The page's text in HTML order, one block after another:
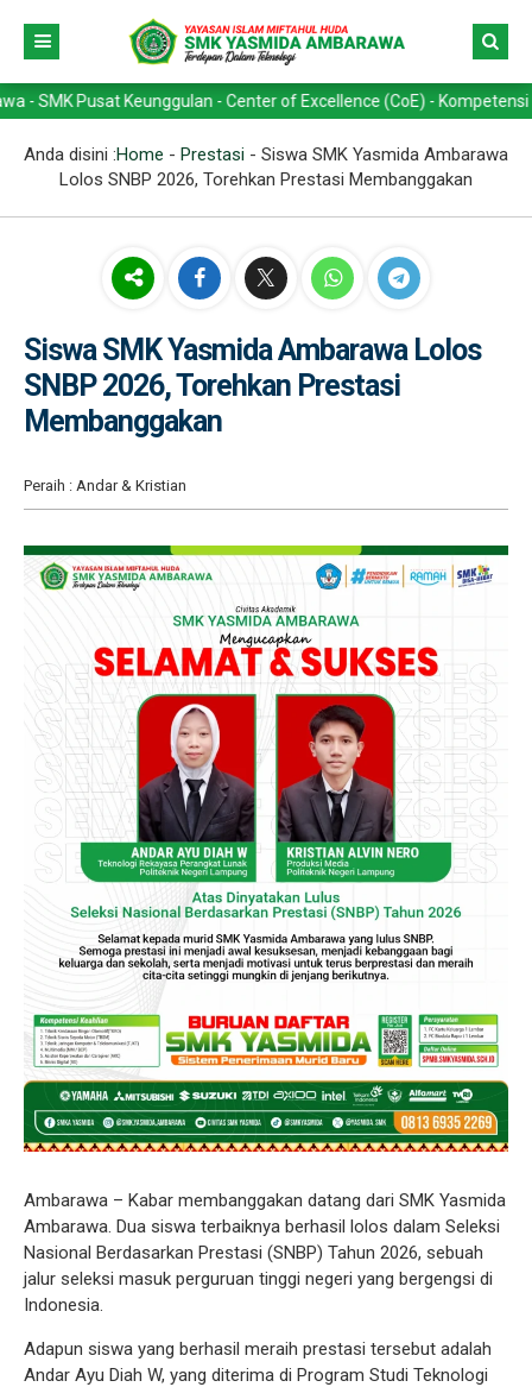
Pusat Keunggulan - Center of Excellence (CoE) - Kompetensi
Anda disini :Home - Prestasi - Siswa SMK Yasmida Ambarawa
Lolos SNBP 2026, Torehkan Prestasi Membanggakan
Siswa SMK Yasmida Ambarawa Lolos
SNBP 2026, Torehkan Prestasi
Membanggakan
Peraih : Andar & Kristian
Ambarawa – Kabar membanggakan datang dari SMK Yasmida
Ambarawa. Dua siswa terbaiknya berhasil lolos dalam Seleksi
Nasional Berdasarkan Prestasi (SNBP) Tahun 2026, sebuah
jalur seleksi masuk perguruan tinggi negeri yang bergengsi di
Indonesia.
Adapun siswa yang berhasil meraih prestasi tersebut adalah
Andar Ayu Diah W, yang diterima di Program Studi Teknologi